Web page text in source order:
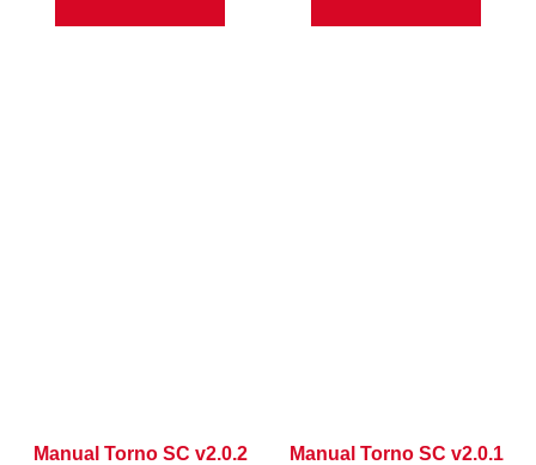
Manual Torno SC v2.0.2
Manual Torno SC v2.0.1